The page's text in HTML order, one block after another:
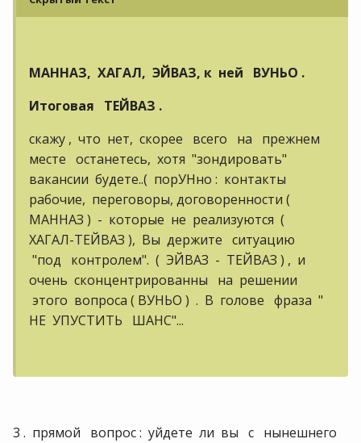
МАННАЗ, ХАГАЛ, ЭЙВАЗ, к ней ВУНЬО .
Итоговая ТЕЙВАЗ .
скажу , что нет, скорее всего на прежнем
месте останетесь, хотя "зондировать"
вакансии будете..( порУНно : контакты
рабочие, переговоры, договоренности (
МАННАЗ ) - которые не реализуются (
ХАГАЛ-ТЕЙВАЗ ), Вы держите ситуацию
"под контролем". ( ЭЙВАЗ - ТЕЙВАЗ ) , и
очень сконцентрированны на решении
этого вопроса ( ВУНЬО ) . В голове фраза "
НЕ УПУСТИТЬ ШАНС"...
3 . прямой вопрос : уйдете ли вы с нынешнего